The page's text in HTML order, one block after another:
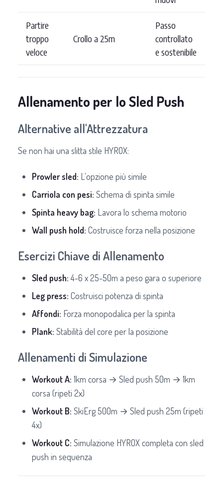
Partire
troppo
veloce
Crollo a 25m
Passo
controllato
e sostenibile
Allenamento per lo Sled Push
Alternative all'Attrezzatura
Se non hai una slitta stile HYROX:
Prowler sled: L'opzione più simile
Carriola con pesi: Schema di spinta simile
Spinta heavy bag: Lavora lo schema motorio
Wall push hold: Costruisce forza nella posizione
Esercizi Chiave di Allenamento
Sled push:4-6 x 25-50m a peso gara o superiore
Leg press: Costruisci potenza di spinta
Affondi: Forza monopodalica per la spinta
Plank: Stabilità del core per la posizione
Allenamenti di Simulazione
Workout A: 1km corsa → Sled push 50m → 1km
corsa (ripeti 2x)
Workout B: SkiErg 500m → Sled push 25m (ripeti
4x)
Workout C: Simulazione HYROX completa con sled
push in sequenza